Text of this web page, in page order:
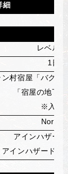
細
レベル
1 日1
ン村宿屋「バグベ
「宿屋の地下
※入場
アインハザー
アインハザードの